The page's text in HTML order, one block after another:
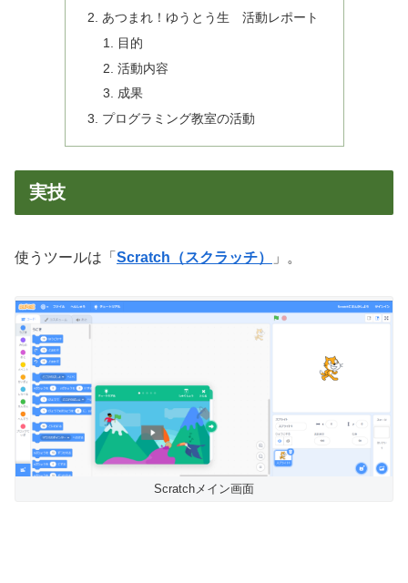
あつまれ！ゆうとう生 活動レポート
目的
活動内容
成果
プログラミング教室の活動
実技
使うツールは「 Scratch（スクラッチ） 」。
Scratchメイン画面